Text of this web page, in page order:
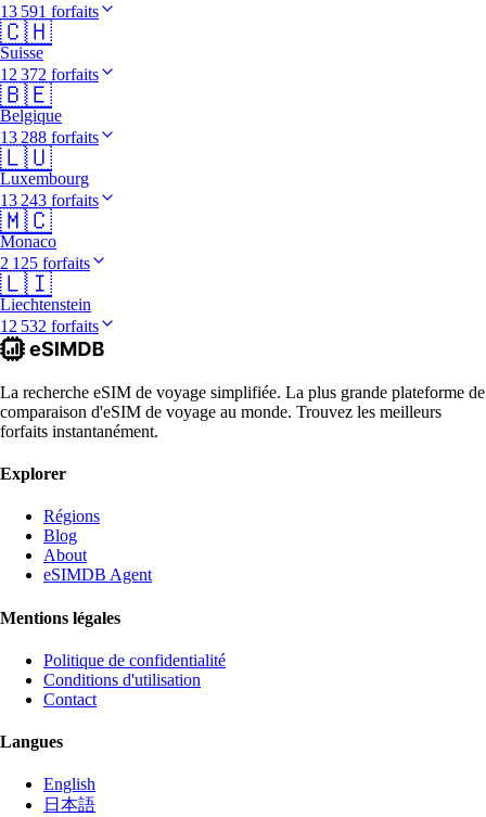
13 591 forfaits
🇨🇭
Suisse
12 372 forfaits
🇧🇪
Belgique
13 288 forfaits
🇱🇺
Luxembourg
13 243 forfaits
🇲🇨
Monaco
2 125 forfaits
🇱🇮
Liechtenstein
12 532 forfaits
La recherche eSIM de voyage simplifiée. La plus grande plateforme de
comparaison d'eSIM de voyage au monde. Trouvez les meilleurs
forfaits instantanément.
Explorer
Régions
Blog
About
eSIMDB Agent
Mentions légales
Politique de confidentialité
Conditions d'utilisation
Contact
Langues
English
日本語